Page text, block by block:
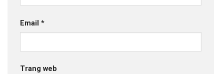
Email *
Trang web